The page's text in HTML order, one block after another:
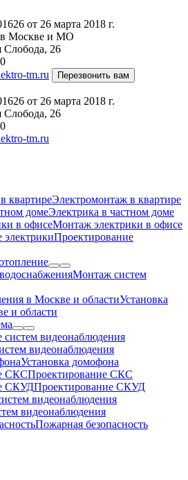
от 26 марта 2018 г.
в Москве и МО
Слобода, 26
tm.ru Перезвонить вам
от 26 марта 2018 г.
Слобода, 26
tm.ru
Электромонтаж в квартире
Электрика в частном доме
Монтаж электрики в офисе
Проектирование
Монтаж систем
Установка
и области
видеонаблюдения
Установка домофона
Проектирование СКС
Проектирование СКУД
видеонаблюдения
Пожарная безопасность